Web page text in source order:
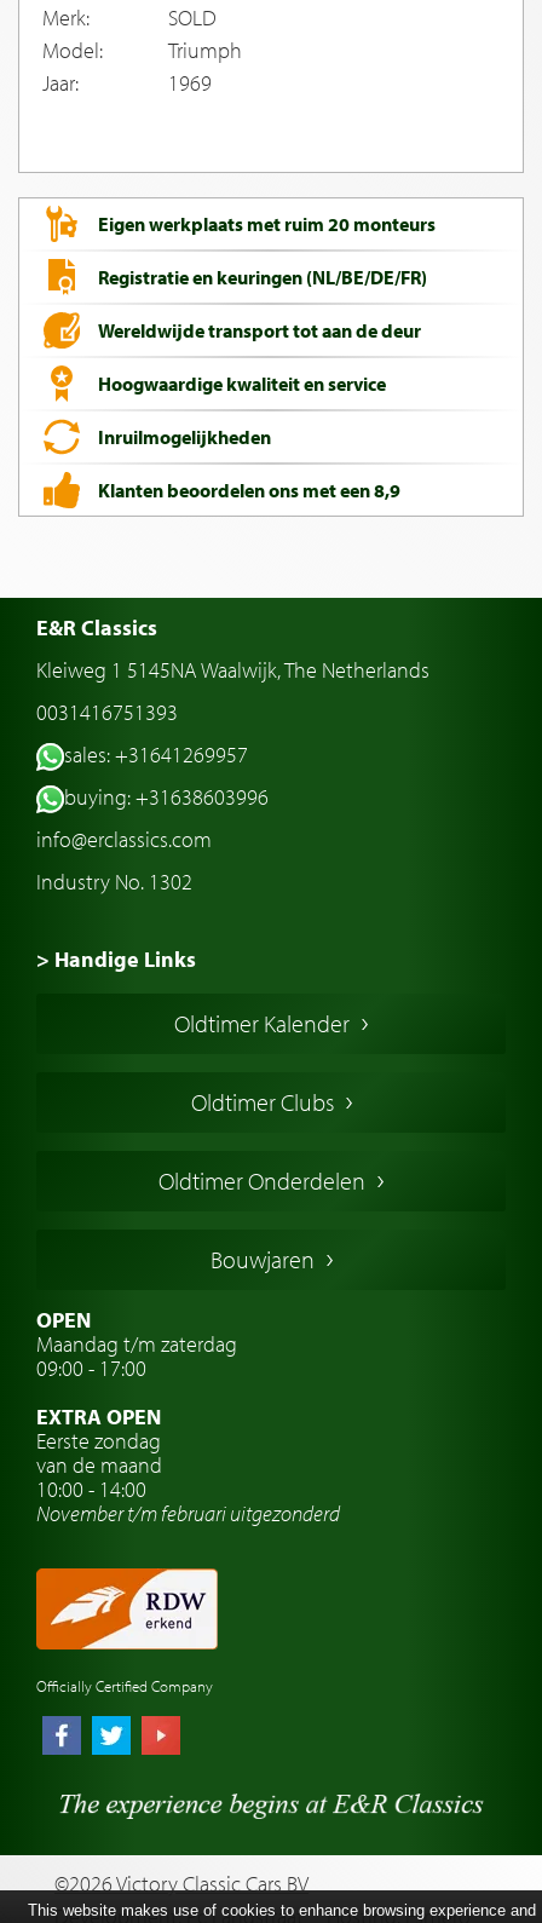
Merk:
SOLD
Model:
Triumph
Jaar:
1969
Eigen werkplaats met ruim 20 monteurs
Registratie en keuringen (NL/BE/DE/FR)
Wereldwijde transport tot aan de deur
Hoogwaardige kwaliteit en service
Inruilmogelijkheden
Klanten beoordelen ons met een 8,9
E&R Classics
Kleiweg 1 5145NA Waalwijk, The Netherlands
0031416751393
sales: +31641269957
buying: +31638603996
info@erclassics.com
Industry No. 1302
> Handige Links
Amerikaanse oldtimers
Franse oldtimers
Zweedse oldtimers
Oldtimer verzekering
Oldtimer reizen
Oldtimerwerkplaats
Automerk horloges
Classic cars Nederland
Oldtimer Kalender
Oldtimer Clubs
Oldtimer Onderdelen
Bouwjaren
OPEN
Maandag t/m zaterdag
09:00 - 17:00
EXTRA OPEN
Eerste zondag
van de maand
10:00 - 14:00
November t/m februariuitgezonderd
Officially Certified Company
©2026 Victory Classic Cars BV
Development: Pc Langstraat
Hosting: Esmero
This website makes use of cookies to enhance browsing experience and